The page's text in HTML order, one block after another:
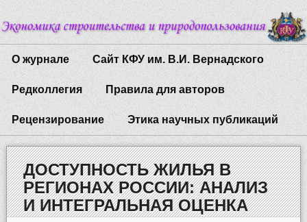
О журнале Сайт КФУ им. В.И. Вернадского
Редколлегия Правила для авторов
Рецензирование Этика научных публикаций
ДОСТУПНОСТЬ ЖИЛЬЯ В
РЕГИОНАХ РОССИИ: АНАЛИЗ
И ИНТЕГРАЛЬНАЯ ОЦЕНКА